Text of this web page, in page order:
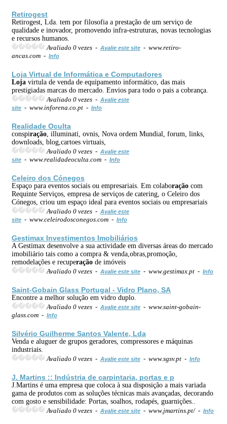
Retirogest
Retirogest, Lda. tem por filosofia a prestação de um serviço de
qualidade e inovador, promovendo infra-estruturas, novas tecnologias
e recursos humanos.
Avaliado 0 vezes - Avalie este site - www.retiro-
ancas.com - Info
Loja Virtual de Informática e Computadores
Loja virtula de venda de equipamento informático, das mais
prestigiadas marcas do mercado. Envios para todo o pais a cobrança.
Avaliado 0 vezes - Avalie este
site - www.inforena.co.pt - Info
Realidade Oculta
conspiração , illuminati, ovnis, Nova ordem Mundial, forum, links,
downloads, blog,cartoes virtuais,
Avaliado 0 vezes - Avalie este
site - www.realidadeoculta.com - Info
Celeiro dos Cónegos
Espaço para eventos sociais ou empresariais. Em colaboração com
Requinte Serviços, empresa de serviços de catering, o Celeiro dos
Cónegos, criou um espaço ideal para eventos sociais ou empresariais
Avaliado 0 vezes - Avalie este
site - www.celeirodosconegos.com - Info
Gestimax Investimentos Imobiliários
A Gestimax desenvolve a sua actividade em diversas áreas do mercado
imobiliário tais como a compra & venda,obras,promoção,
remodelações e recuperação de imóveis
Avaliado 0 vezes - Avalie este site - www.gestimax.pt - Info
Saint-Gobain Glass Portugal - Vidro Plano, SA
Encontre a melhor solução em vidro duplo.
Avaliado 0 vezes - Avalie este site - www.saint-gobain-
glass.com - Info
Silvério Guilherme Santos Valente, Lda
Venda e aluguer de grupos geradores, compressores e máquinas
industriais.
Avaliado 0 vezes - Avalie este site - www.sgsv.pt - Info
J. Martins :: Indústria de carpintaria, portas e p
J.Martins é uma empresa que coloca à sua disposição a mais variada
gama de produtos com as soluções técnicas mais avançadas, decorando
com gosto e sensibilidade: Portas, soalhos, rodapés, guarnições..
Avaliado 0 vezes - Avalie este site - www.jmartins.pt/ - Info